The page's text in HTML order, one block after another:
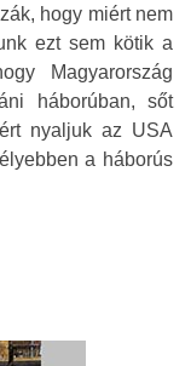
hogy miért nem
ezt sem kötik a
Magyarország
háborúban, sőt
nyaljuk az USA
a háborús